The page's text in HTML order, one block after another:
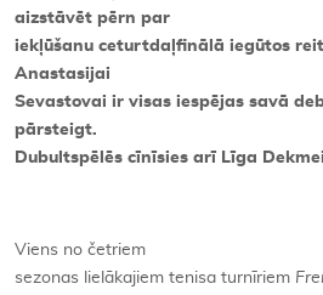
aizstāvēt pērn par
iekļūšanu ceturtdaļfinālā iegūtos
Anastasijai
Sevastovai ir visas iespējas savā
pārsteigt.
Dubultspēlēs cīnīsies arī Līga
Viens no četriem
sezonas lielākajiem tenisa turnīriem